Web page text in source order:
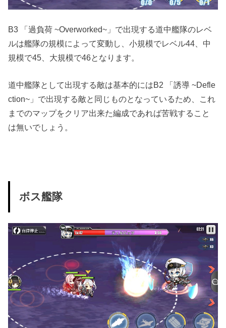
B3 「過負荷 ~Overworked~」で出現する道中艦隊のレベ
ルは艦隊の規模によって変動し、小規模でレベル44、中
規模で45、大規模で46となります。
道中艦隊として出現する敵は基本的にはB2 「誘導 ~Defle
ction~」で出現する敵と同じものとなっているため、これ
までのマップをクリア出来た編成であれば苦戦すること
は無いでしょう。
ボス艦隊